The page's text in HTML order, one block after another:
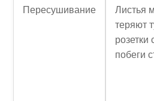
Пересушивание
Листья
теряют
побеги